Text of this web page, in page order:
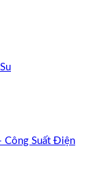
Công Suất Điện